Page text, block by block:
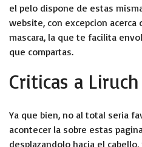
el pelo dispone de estas
website, con excepcion acerca
mascara, la que te facilita
que compartas.
Criticas a Liruch
Ya que bien, no al total seria
acontecer la sobre estas
desplazandolo hacia el